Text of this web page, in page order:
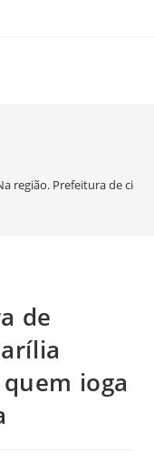
região. Prefeitura de
de
quem ioga